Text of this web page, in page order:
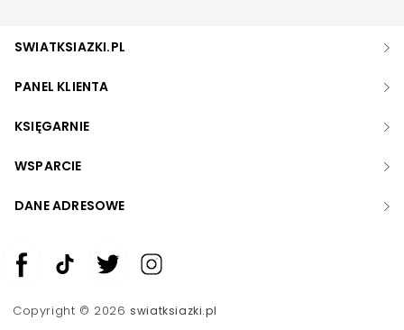
SWIATKSIAZKI.PL
PANEL KLIENTA
KSIĘGARNIE
WSPARCIE
DANE ADRESOWE
Copyright © 2026swiatksiazki.pl
Zwiększ rozmiar czcionki